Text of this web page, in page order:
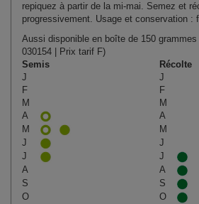
repiquez à partir de la mi-mai. Semez et
progressivement. Usage et conservation :
Aussi disponible en boîte de 150
030154 | Prix tarif F)
Semis
Récolte
J
J
F
F
M
M
A
A
M
M
J
J
J
J
A
A
S
S
O
O